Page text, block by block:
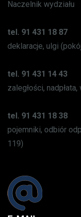
Naczelnik wydziału
tel. 91 431 18 87
deklaracje, ulgi
tel. 91 431 14 43
zaległości,
tel. 91 431 18 38
pojemniki, odbiór
119)